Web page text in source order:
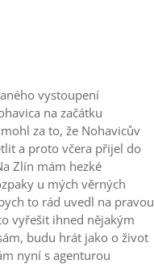
vystoupení
na začátku
za to, že Nohavicův
a proto včera přijel do
Zlín mám hezké
u mých věrných
to rád uvedl na pravou
vyřešit ihned nějakým
budu hrát jako o život
nyní s agenturou